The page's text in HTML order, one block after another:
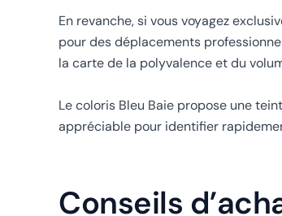
En revanche, si vous voyagez
pour des déplacements
la carte de la polyvalence et du
Le coloris Bleu Baie propose une
appréciable pour identifier
Conseils